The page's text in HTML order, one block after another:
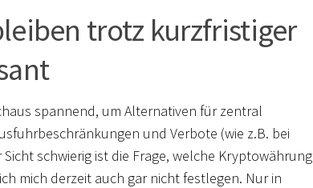
trotz kurzfristiger
spannend, um Alternativen für zentral
und Verbote (wie z.B. bei
schwierig ist die Frage, welche Kryptowährung
mich derzeit auch gar nicht festlegen. Nur in